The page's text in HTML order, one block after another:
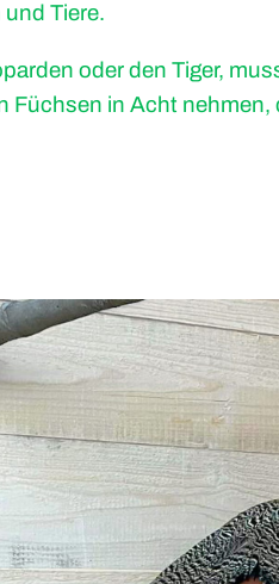
Tiere.
oder den Tiger,
in Acht nehmen,